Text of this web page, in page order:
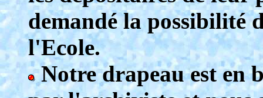
demandé la possibilité
l'Ecole.
Notre drapeau est en